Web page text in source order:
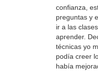
confianza,
preguntas y
ir a las
aprender.
técnicas yo
podía creer
había